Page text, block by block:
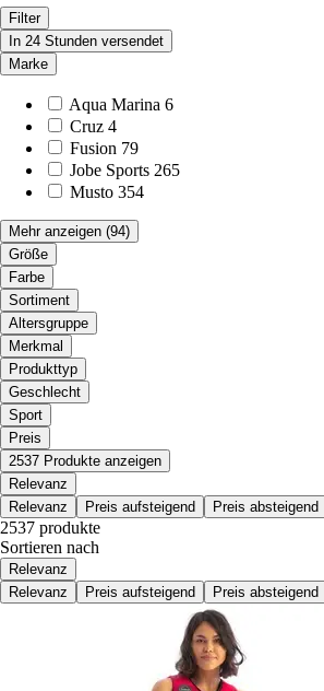
Filter
In 24 Stunden versendet
Marke
Aqua Marina 6
Cruz 4
Fusion 79
Jobe Sports 265
Musto 354
Mehr anzeigen (94)
Größe
Farbe
Sortiment
Altersgruppe
Merkmal
Produkttyp
Geschlecht
Sport
Preis
2537 Produkte anzeigen
Relevanz
Relevanz
Preis aufsteigend Preis absteigend
2537 produkte
Sortieren nach
Relevanz
Relevanz
Preis aufsteigend Preis absteigend